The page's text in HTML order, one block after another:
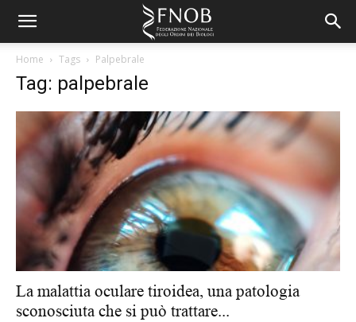
Home Tags Palpebrale
Tag: palpebrale
La malattia oculare tiroidea, una patologia
sconosciuta che si può trattare...